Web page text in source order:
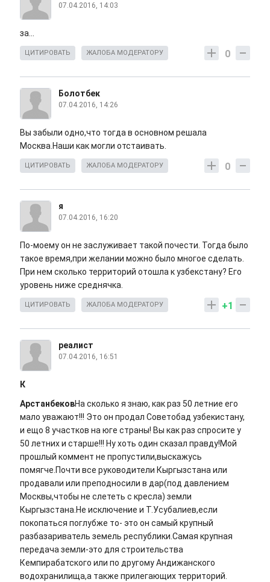
07.04.2016, 14:03
за...
0
ЦИТИРОВАТЬ ЖАЛОБА МОДЕРАТОРУ
Болотбек
07.04.2016, 14:26
Вы забыли одно,что тогда в основном решала
Москва.Наши как могли отстаивать.
0
ЦИТИРОВАТЬ ЖАЛОБА МОДЕРАТОРУ
я
07.04.2016, 16:20
По-моему он не заслуживает такой почести. Тогда было
такое время,при желании можно было многое сделать.
При нем сколько территорий отошла к узбекстану? Его
уровень ниже среднячка.
+1
ЦИТИРОВАТЬ ЖАЛОБА МОДЕРАТОРУ
реалист
07.04.2016, 16:51
К
АрстанбековНа сколько я знаю, как раз 50 летние его
мало уважают!!! Это он продал Советобад узбекистану,
и ещо 8 участков на юге страны! Вы как раз спросите у
50 летних и старше!!! Ну хоть один сказал правду!Мой
прошлый коммент не пропустили,выскажусь
помягче.Почти все руководители Кыргызстана или
продавали или преподносили в дар(под давлением
Москвы,чтобы не слететь с кресла) земли
Кыргызстана.Не исключение и Т.Усубалиев,если
покопаться поглубже то- это он самый крупный
разбазариватель земель республики.Самая крупная
передача земли-это для строительства
Кемпирабатского или по другому Андижанского
водохранилища,а также прилегающих территорий.